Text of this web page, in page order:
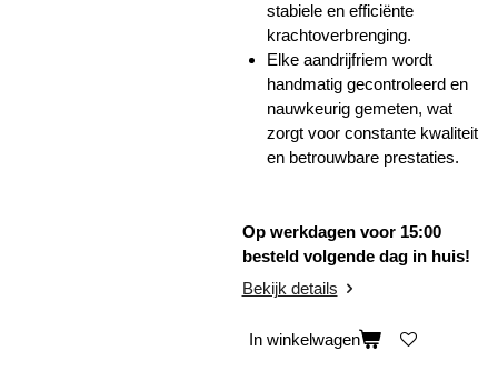
stabiele en efficiënte
krachtoverbrenging.
Elke aandrijfriem wordt
handmatig gecontroleerd en
nauwkeurig gemeten, wat
zorgt voor constante kwaliteit
en betrouwbare prestaties.
Op werkdagen voor 15:00
besteld volgende dag in huis!
Bekijk details
In winkelwagen